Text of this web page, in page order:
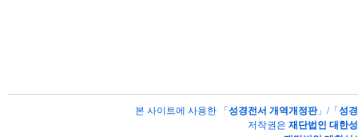
본 사이트에 사용한 「 성경전서 개역개정판」/「 성
저작권은 재단법인 대한